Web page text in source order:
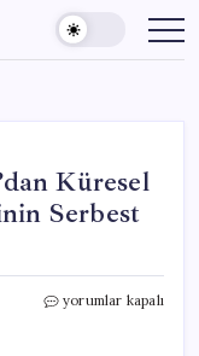
Küresel
Serbest
TÜRK-
yorumlar kapalı